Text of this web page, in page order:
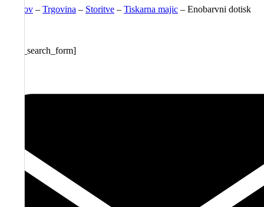
Domov – Trgovina – Storitve – Tiskarna majic – Enobarvni dotisk
[aws_search_form]